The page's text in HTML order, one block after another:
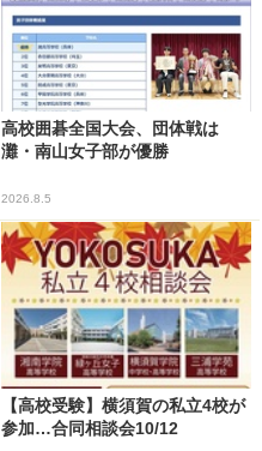
高校囲碁全国大会、団体戦は
灘・南山女子部が優勝
2026.8.5
【高校受験】横須賀の私立4校が
参加…合同相談会10/12